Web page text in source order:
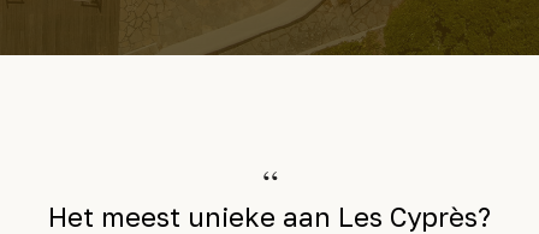
“
Het meest unieke aan Les Cyprès?